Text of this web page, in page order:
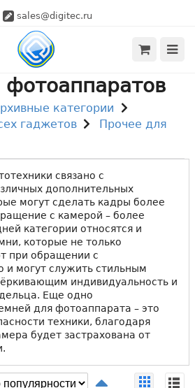
sales@digitec.ru
категории
гаджетов
Прочее для
связано с
дополнительных
могут сделать кадры более
с камерой – более
категории относятся и
которые не только
при обращении с
и могут служить стильным
индивидуальность и
Еще одно
для фотоаппарата – это
техники, благодаря
будет застрахована от